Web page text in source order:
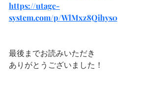
https://utage-
system.com/p/WlMxz8Qihys0
最後までお読みいただき
ありがとうございました！